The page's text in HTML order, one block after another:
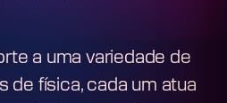
a uma variedade de
de física, cada um atua